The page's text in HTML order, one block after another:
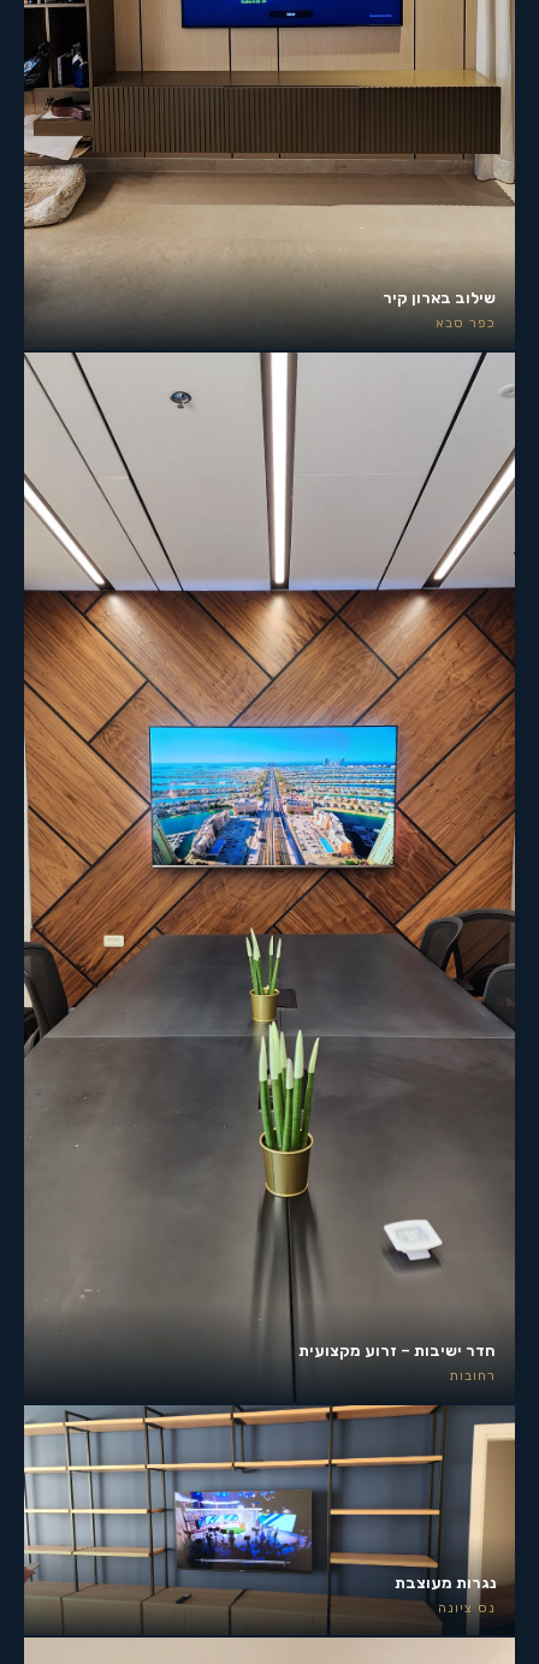
שילוב בארון קיר
כפר סבא
חדר ישיבות – זרוע מקצועית
רחובות
נגרות מעוצבת
נס ציונה